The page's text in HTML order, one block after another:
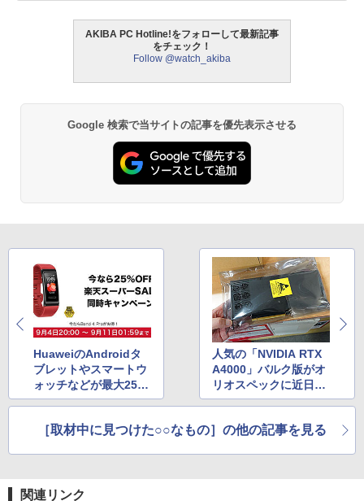
AKIBA PC Hotline!をフォローして最新記事
をチェック！
Follow @watch_akiba
Google 検索で当サイトの記事を優先表示させる
HuaweiのAndroidタ
ブレットやスマートウ
ォッチなどが最大25%
オフ、楽天スーパーSA
人気の「NVIDIA RTX
A4000」バルク版がオ
リオスペックに近日再
入荷、1スロットでDP
［取材中に見つけた○○なもの］の他の記事を見る
関連リンク